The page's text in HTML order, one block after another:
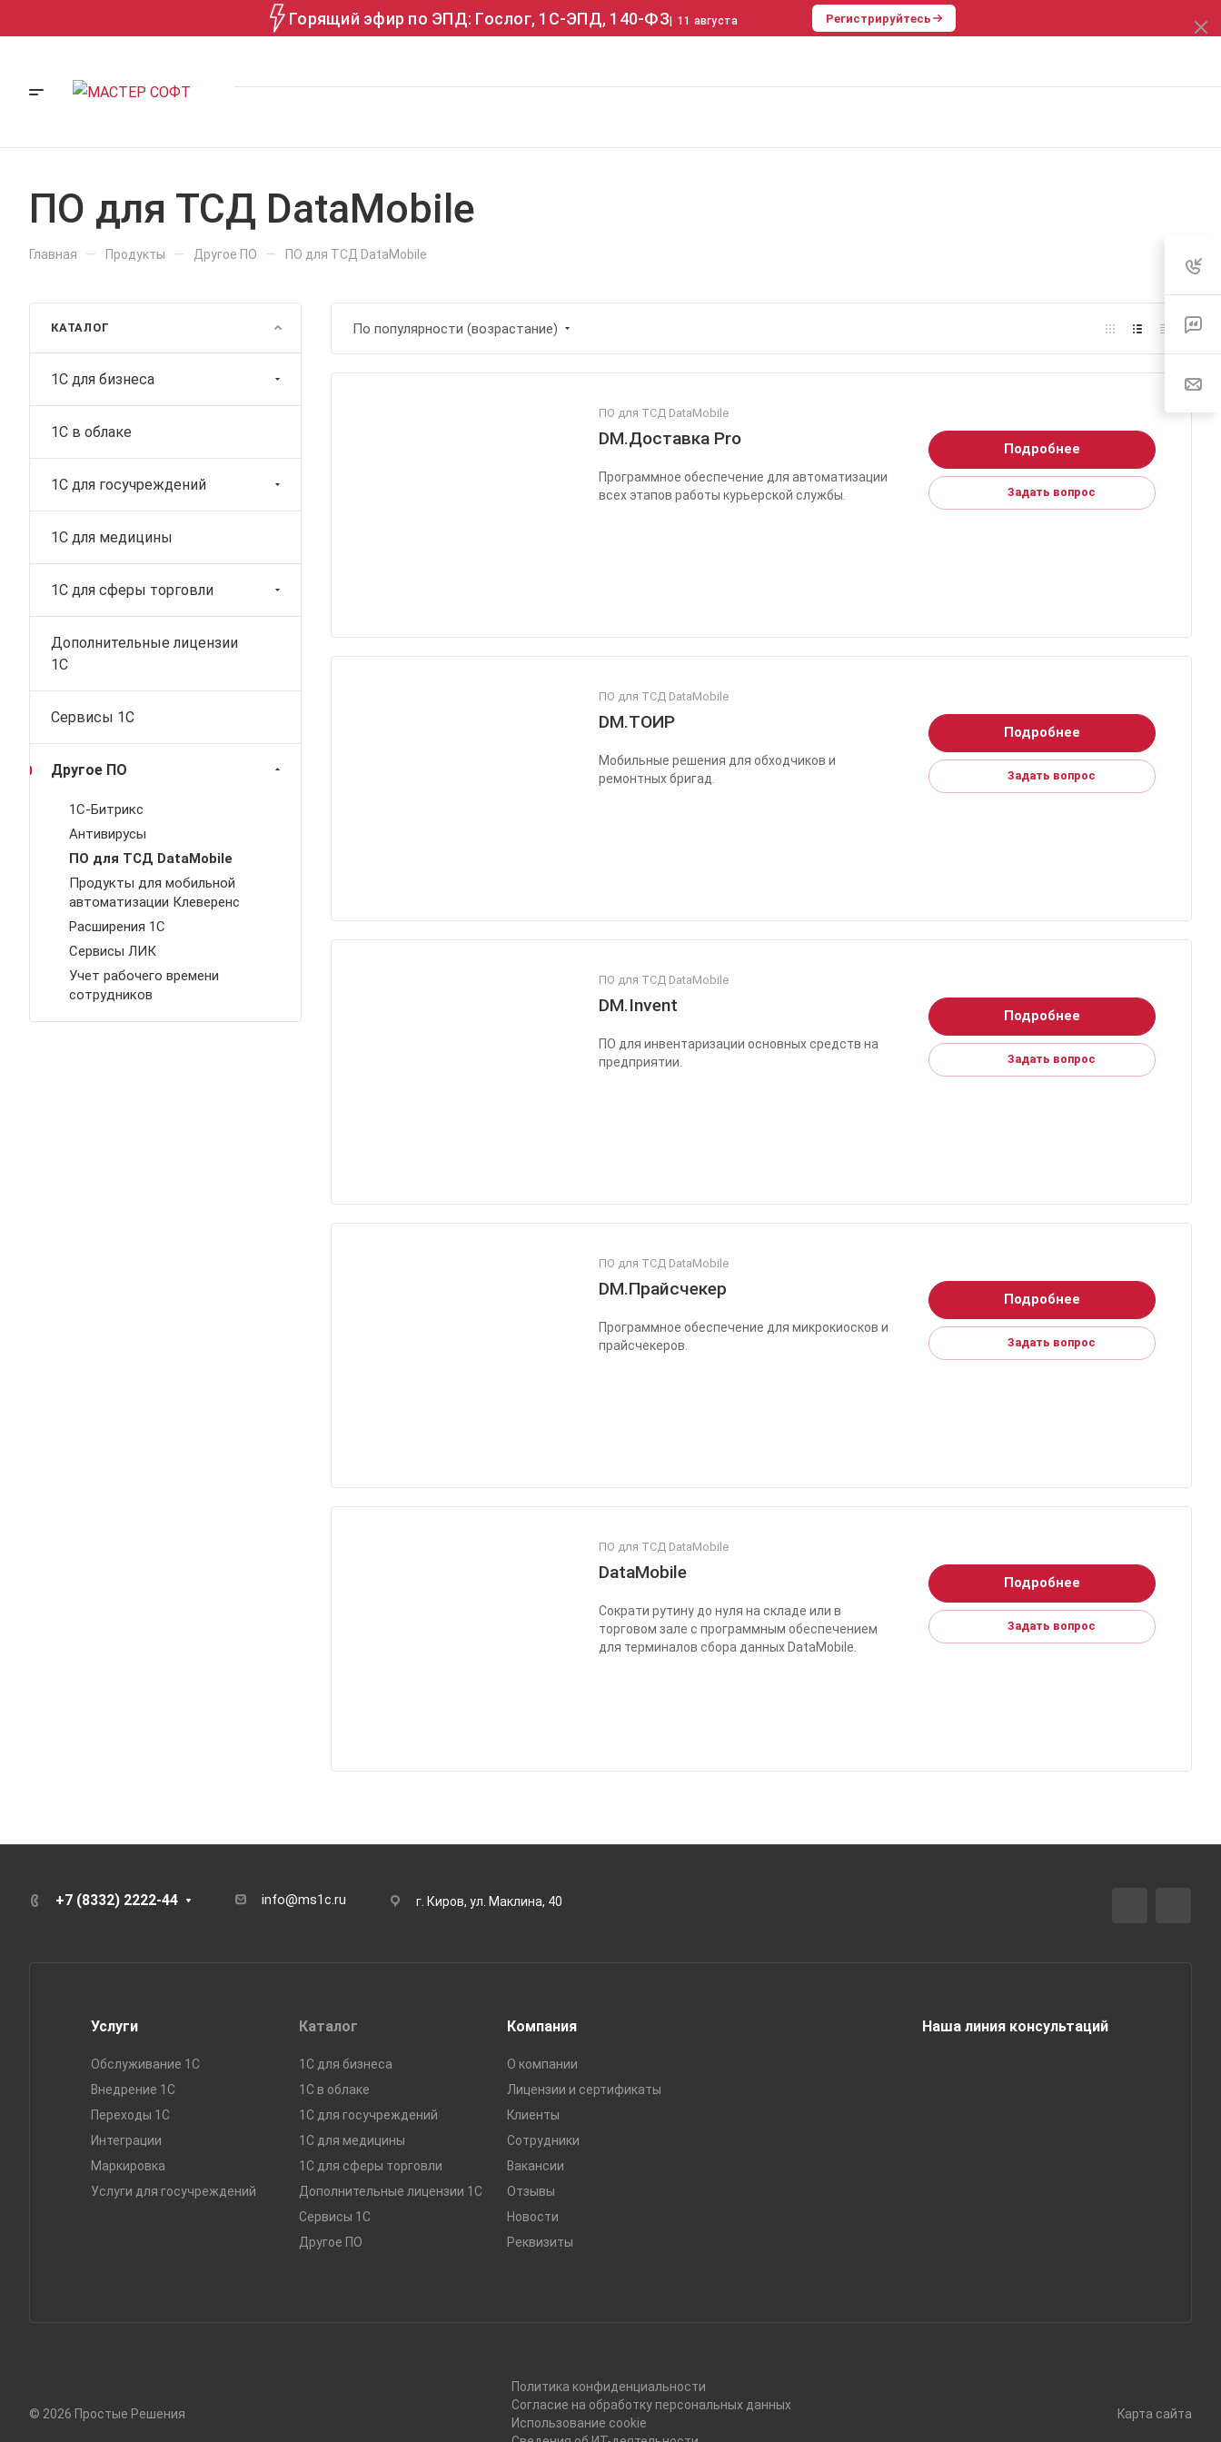
Горящий эфир по ЭПД: Гослог, 1С-ЭПД, 140-ФЗ| 11 августа Регистрируйтесь
ПО для ТСД DataMobile
Главная — Продукты — Другое ПО — ПО для ТСД DataMobile
По популярности (возрастание)
ПО для ТСД DataMobile
DM.Доставка Pro
Программное обеспечение для автоматизации
всех этапов работы курьерской службы.
Подробнее
Задать вопрос
ПО для ТСД DataMobile
DM.ТОИР
Мобильные решения для обходчиков и
ремонтных бригад.
Подробнее
Задать вопрос
ПО для ТСД DataMobile
DM.Invent
ПО для инвентаризации основных средств на
предприятии.
Подробнее
Задать вопрос
ПО для ТСД DataMobile
DM.Прайсчекер
Программное обеспечение для микрокиосков и
прайсчекеров.
Подробнее
Задать вопрос
ПО для ТСД DataMobile
DataMobile
Сократи рутину до нуля на складе или в
торговом зале с программным обеспечением
для терминалов сбора данных DataMobile.
Подробнее
Задать вопрос
КАТАЛОГ
1С для бизнеса
1C в облаке
1С для госучреждений
1С для медицины
1С для сферы торговли
Дополнительные лицензии
1С
Сервисы 1С
Другое ПО
1С-Битрикс
Антивирусы
ПО для ТСД DataMobile
Продукты для мобильной
автоматизации Клеверенс
Расширения 1С
Сервисы ЛИК
Учет рабочего времени
сотрудников
+7 (8332) 2222-44 info@ms1c.ru г. Киров, ул. Маклина, 40
Услуги
Обслуживание 1С
Внедрение 1С
Переходы 1С
Интеграции
Маркировка
Услуги для госучреждений
Каталог
1С для бизнеса
1C в облаке
1С для госучреждений
1С для медицины
1С для сферы торговли
Дополнительные лицензии 1С
Сервисы 1С
Другое ПО
Компания
О компании
Лицензии и сертификаты
Клиенты
Сотрудники
Вакансии
Отзывы
Новости
Реквизиты
Наша линия консультаций
© 2026 Простые Решения
Политика конфиденциальности
Согласие на обработку персональных данных
Использование cookie
Карта сайта